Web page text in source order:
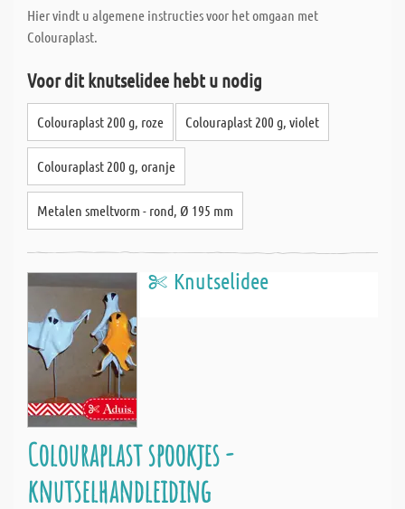
Hier vindt u algemene instructies voor het omgaan met
Colouraplast.
Voor dit knutselidee hebt u nodig
Colouraplast 200 g, roze Colouraplast 200 g, violet
Colouraplast 200 g, oranje
Metalen smeltvorm - rond, Ø 195 mm
Knutselidee
Colouraplast spookjes -
knutselhandleiding